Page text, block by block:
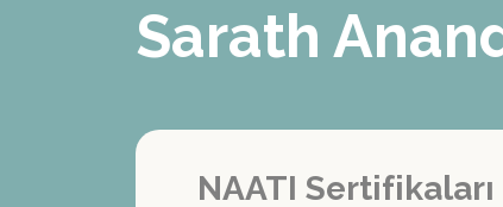
Sarath
NAATI Sertifikaları